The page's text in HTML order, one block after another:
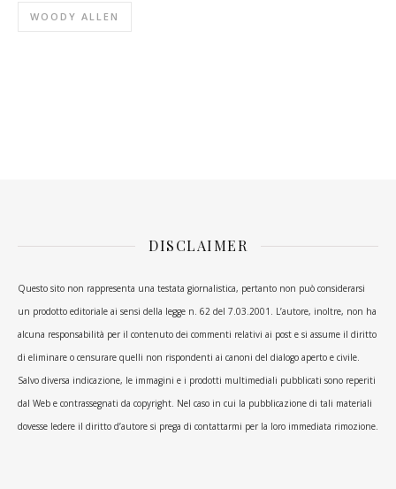
WOODY ALLEN
DISCLAIMER
Questo sito non rappresenta una testata giornalistica, pertanto non può considerarsi
un prodotto editoriale ai sensi della legge n. 62 del 7.03.2001. L’autore, inoltre, non ha
alcuna responsabilità per il contenuto dei commenti relativi ai post e si assume il diritto
di eliminare o censurare quelli non rispondenti ai canoni del dialogo aperto e civile.
Salvo diversa indicazione, le immagini e i prodotti multimediali pubblicati sono reperiti
dal Web e contrassegnati da copyright. Nel caso in cui la pubblicazione di tali materiali
dovesse ledere il diritto d’autore si prega di contattarmi per la loro immediata rimozione.